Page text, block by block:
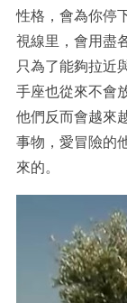
性格，會為你停
視線里，會用盡
只為了能夠拉
手座也從來不會
他們反而會越來
事物，愛冒險的
來的。